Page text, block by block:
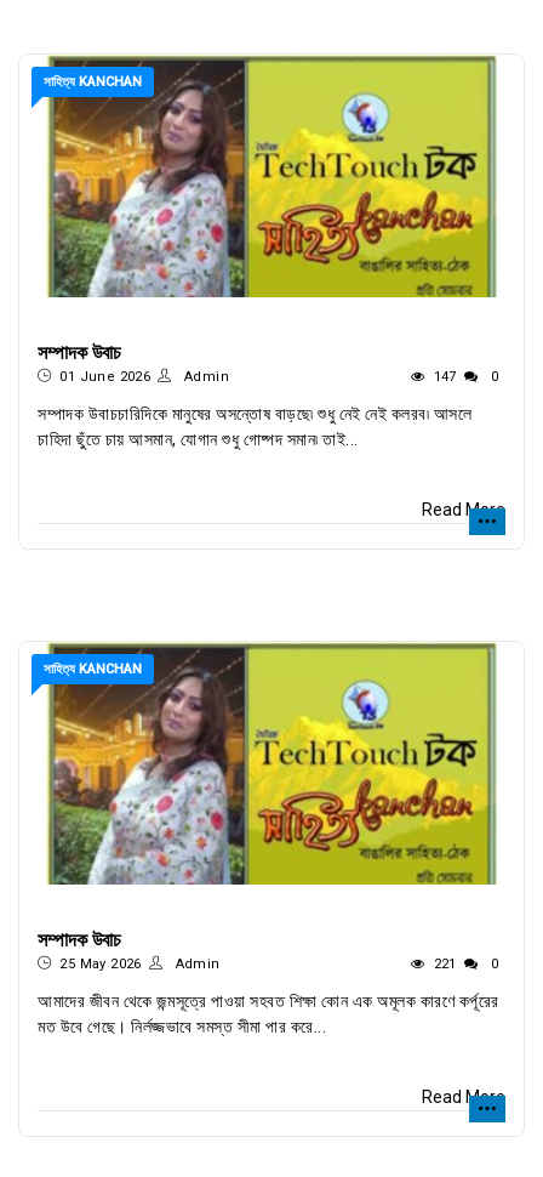
সাহিত্য KANCHAN
সম্পাদক উবাচ
01 June 2026 Admin 147 0
সম্পাদক উবাচচারিদিকে মানুষের অসন্তোষ বাড়ছে৷ শুধু নেই নেই কলরব৷ আসলে
চাহিদা ছুঁতে চায় আসমান, যোগান শুধু গোষ্পদ সমান৷ তাই...
Read More
সাহিত্য KANCHAN
সম্পাদক উবাচ
25 May 2026 Admin 221 0
আমাদের জীবন থেকে জন্মসূত্রে পাওয়া সহবত শিক্ষা কোন এক অমূলক কারণে কর্পূরের
মত উবে গেছে। নির্লজ্জভাবে সমস্ত সীমা পার করে...
Read More